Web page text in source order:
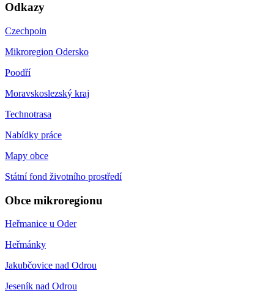
Odkazy
Czechpoin
Mikroregion Odersko
Poodří
Moravskoslezský kraj
Technotrasa
Nabídky práce
Mapy obce
Státní fond životního prostředí
Obce mikroregionu
Heřmanice u Oder
Heřmánky
Jakubčovice nad Odrou
Jeseník nad Odrou